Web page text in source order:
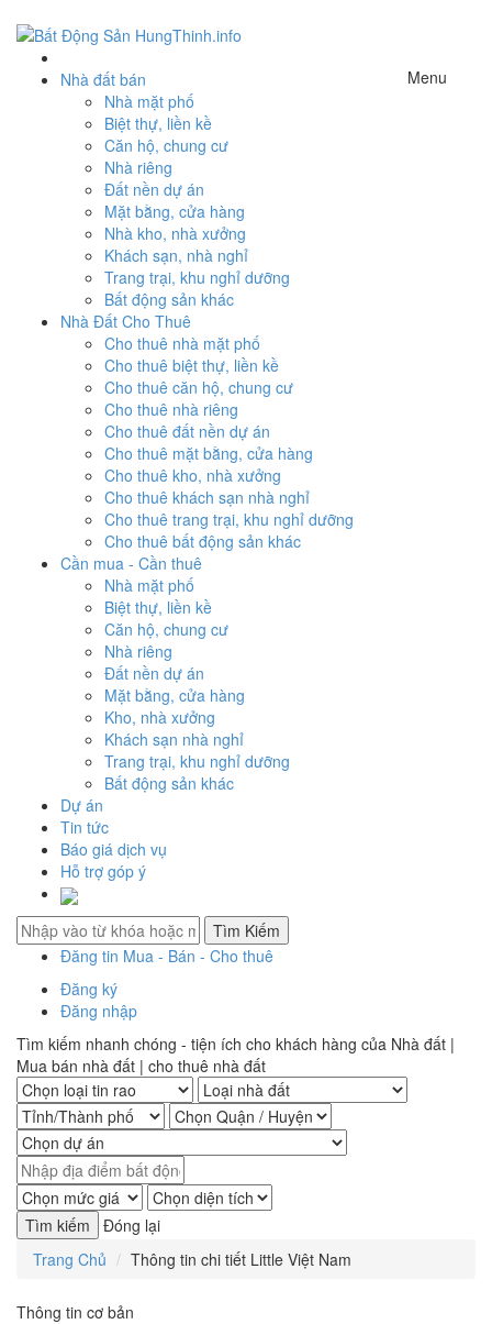
Menu
Nhà đất bán
Nhà mặt phố
Biệt thự, liền kề
Căn hộ, chung cư
Nhà riêng
Đất nền dự án
Mặt bằng, cửa hàng
Nhà kho, nhà xưởng
Khách sạn, nhà nghỉ
Trang trại, khu nghỉ dưỡng
Bất động sản khác
Nhà Đất Cho Thuê
Cho thuê nhà mặt phố
Cho thuê biệt thự, liền kề
Cho thuê căn hộ, chung cư
Cho thuê nhà riêng
Cho thuê đất nền dự án
Cho thuê mặt bằng, cửa hàng
Cho thuê kho, nhà xưởng
Cho thuê khách sạn nhà nghỉ
Cho thuê trang trại, khu nghỉ dưỡng
Cho thuê bất động sản khác
Cần mua - Cần thuê
Nhà mặt phố
Biệt thự, liền kề
Căn hộ, chung cư
Nhà riêng
Đất nền dự án
Mặt bằng, cửa hàng
Kho, nhà xưởng
Khách sạn nhà nghỉ
Trang trại, khu nghỉ dưỡng
Bất động sản khác
Dự án
Tin tức
Báo giá dịch vụ
Hỗ trợ góp ý
Đăng tin Mua - Bán - Cho thuê
Đăng ký
Đăng nhập
Tìm kiếm nhanh chóng - tiện ích cho khách hàng của Nhà đất |
Mua bán nhà đất | cho thuê nhà đất
Đóng lại
Trang Chủ
Thông tin chi tiết Little Việt Nam
Thông tin cơ bản